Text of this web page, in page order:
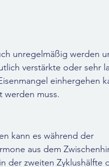
unregelmäßig werden
verstärkte oder sehr
einhergehen
werden muss.
kann es während der
aus dem
der zweiten Zyklushälfte